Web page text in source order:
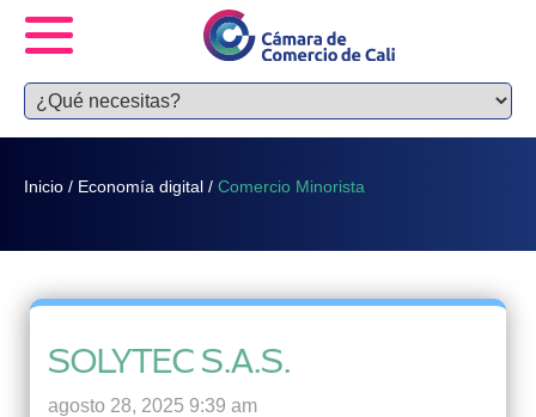
Inicio / Economía digital / Comercio Minorista
SOLYTEC S.A.S.
agosto 28, 2025 9:39 am